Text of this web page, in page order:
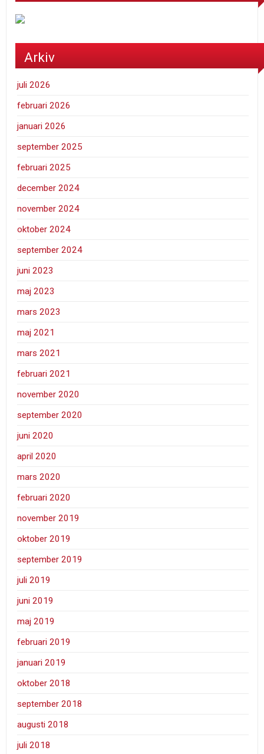
Arkiv
juli 2026
februari 2026
januari 2026
september 2025
februari 2025
december 2024
november 2024
oktober 2024
september 2024
juni 2023
maj 2023
mars 2023
maj 2021
mars 2021
februari 2021
november 2020
september 2020
juni 2020
april 2020
mars 2020
februari 2020
november 2019
oktober 2019
september 2019
juli 2019
juni 2019
maj 2019
februari 2019
januari 2019
oktober 2018
september 2018
augusti 2018
juli 2018